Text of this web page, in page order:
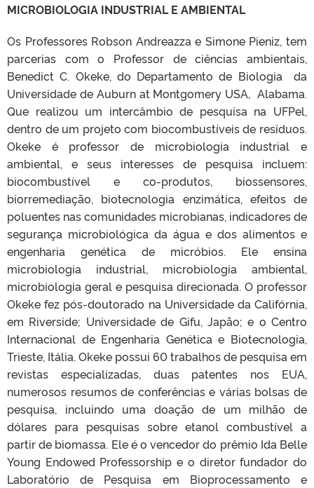
MICROBIOLOGIA INDUSTRIAL E AMBIENTAL
Os Professores Robson Andreazza e Simone Pieniz, tem
parcerias com o Professor de ciências ambientais,
Benedict C. Okeke, do Departamento de Biologia da
Universidade de Auburn at Montgomery USA, Alabama.
Que realizou um intercâmbio de pesquisa na UFPel,
dentro de um projeto com biocombustíveis de resíduos.
Okeke é professor de microbiologia industrial e
ambiental, e seus interesses de pesquisa incluem:
biocombustível e co-produtos, biossensores,
biorremediação, biotecnologia enzimática, efeitos de
poluentes nas comunidades microbianas, indicadores de
segurança microbiológica da água e dos alimentos e
engenharia genética de micróbios. Ele ensina
microbiologia industrial, microbiologia ambiental,
microbiologia geral e pesquisa direcionada. O professor
Okeke fez pós-doutorado na Universidade da Califórnia,
em Riverside; Universidade de Gifu, Japão; e o Centro
Internacional de Engenharia Genética e Biotecnologia,
Trieste, Itália. Okeke possui 60 trabalhos de pesquisa em
revistas especializadas, duas patentes nos EUA,
numerosos resumos de conferências e várias bolsas de
pesquisa, incluindo uma doação de um milhão de
dólares para pesquisas sobre etanol combustível a
partir de biomassa. Ele é o vencedor do prêmio Ida Belle
Young Endowed Professorship e o diretor fundador do
Laboratório de Pesquisa em Bioprocessamento e